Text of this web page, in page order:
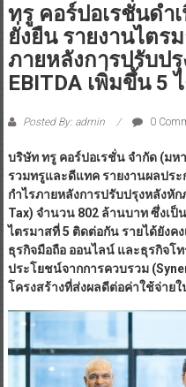
ทรู คอร์ปอเรชั่นดำ
ยั่งยืน รายงานไตร
ภายหลังการปรับป
EBITDA เพิ่มขึ้น 5
Posted By: admin 0
บริษัท ทรู คอร์ปอเรชั่น จำกัด(มห
รวมทรูและดีแทค รายงานผลปร
กำไรภายหลังการปรับปรุงหลังหั
Tax) จำนวน 802 ล้านบาท ซึ่งเป็
ไตรมาสที่ 5 ติดต่อกัน รายได้ยังค
ธุรกิจมือถือ ออนไลน์ และธุรกิจโ
ประโยชน์จากการควบรวม
โครงสร้างที่ส่งผลดีต่อค่าใช้จ่าย